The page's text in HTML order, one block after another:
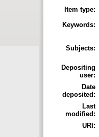
Item type:
Keywords:
Subjects:
Depositing
user:
Date
deposited:
Last
modified:
URI: